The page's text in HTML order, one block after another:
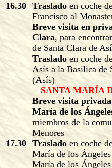
16.30 Traslado en coche
Francisco al
Breve visita en
Clara, para
de Santa Clara de
Traslado en coche
Asís a la Basilica de
(Asís)
SANTA MARÍA
Breve visita
María de los
miembros de la
Menores
17.30 Traslado en coche
María de los
María de los